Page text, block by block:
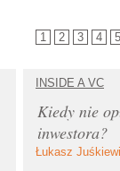
1 2 3 4 5
INSIDE A VC
Kiedy nie
inwestora?
Łukasz